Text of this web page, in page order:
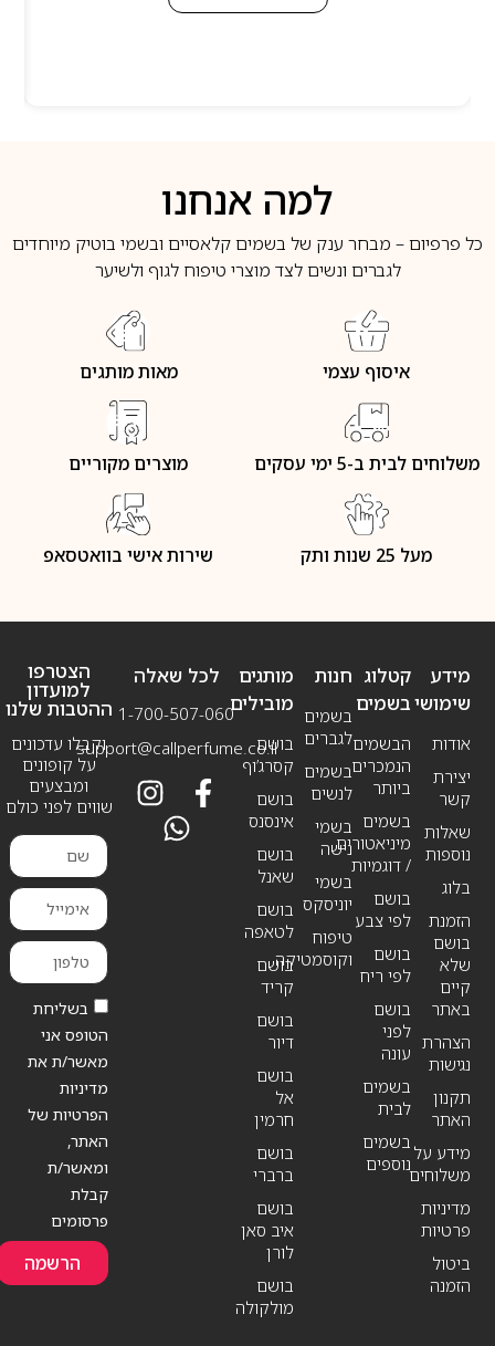
למה אנחנו
כל פרפיום – מבחר ענק של בשמים קלאסיים ובשמי בוטיק מיוחדים
לגברים ונשים לצד מוצרי טיפוח לגוף ולשיער
איסוף עצמי מאות מותגים
משלוחים לבית ב-5 ימי עסקים מוצרים מקוריים
מעל 25 שנות ותק שירות אישי בוואטסאפ
מידע
שימושי
אודות
יצירת
קשר
שאלות
נוספות
בלוג
הזמנת
בושם
שלא
קיים
באתר
הצהרת
נגישות
תקנון
האתר
מידע על
משלוחים
מדיניות
פרטיות
ביטול
הזמנה
חנות
בשמים
לגברים
בשמים
לנשים
בשמי
נישה
בשמי
יוניסקס
טיפוח
וקוסמטיקה
קטלוג
בשמים
הבשמים
הנמכרים
ביותר
בשמים
מיניאטורים
/ דוגמיות
בושם
לפי צבע
בושם
לפי ריח
בושם
לפני
עונה
בשמים
לבית
בשמים
נוספים
מותגים
מובילים
בושם
קסרג’וף
בושם
אינסנס
בושם
שאנל
בושם
לטאפה
בושם
קריד
בושם
דיור
בושם
אל
חרמין
בושם
ברברי
בושם
איב סאן
לורן
בושם
מולקולה
לכל שאלה
1-700-507-060
support@callperfume.co.il
הצטרפו
למועדון
ההטבות שלנו
וקבלו עדכונים
על קופונים
ומבצעים
שווים לפני כולם
בשליחת
הטופס אני
מאשר/ת את
מדיניות
הפרטיות של
האתר,
ומאשר/ת
קבלת
פרסומים
הרשמה